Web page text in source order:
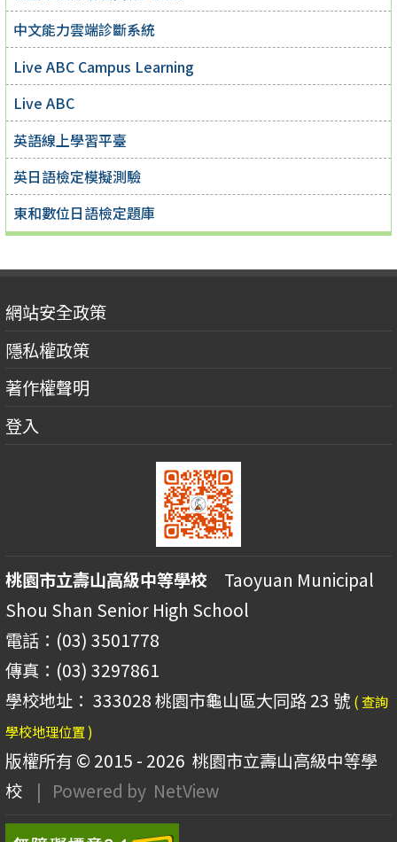
中文能力雲端診斷系統
Live ABC Campus Learning
Live ABC
英語線上學習平臺
英日語檢定模擬測驗
東和數位日語檢定題庫
網站安全政策
隱私權政策
著作權聲明
登入
桃園市立壽山高級中等學校 Taoyuan Municipal
Shou Shan Senior High School
電話：(03) 3501778
傳真：(03) 3297861
學校地址： 333028 桃園市龜山區大同路 23 號 ( 查詢
學校地理位置 )
版權所有 © 2015 - 2026 桃園市立壽山高級中等學
校
| Powered by NetView